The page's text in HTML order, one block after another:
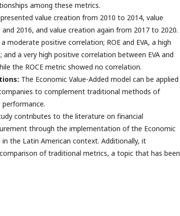
among these metrics.
value creation from 2010 to 2014, value
2016, and value creation again from 2017 to 2020.
a moderate positive correlation; ROE and EVA, a high
a very high positive correlation between EVA and
the ROCE metric showed no correlation.
The Economic Value-Added model can be applied
to complement traditional methods of
performance.
contributes to the literature on financial
through the implementation of the Economic
in the Latin American context. Additionally, it
of traditional metrics, a topic that has been